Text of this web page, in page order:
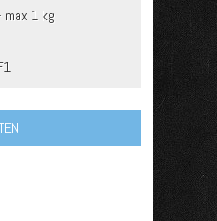
max 1 kg